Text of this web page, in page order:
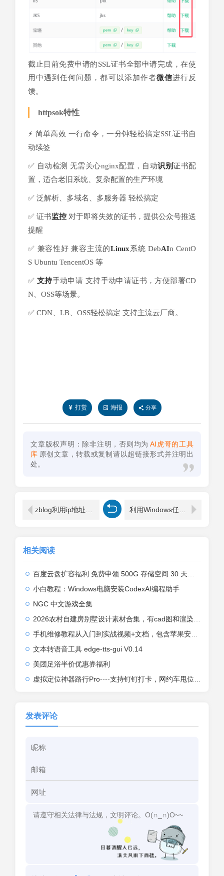
截止目前免费申请的SSL证书全部申请完成，在使
用中遇到任何问题，都可以添加作者微信进行反
馈。
httpsok特性
⚡️ 简单高效 一行命令，一分钟轻松搞定SSL证书自
动续签
✅ 自动检测 无需关心nginx配置，自动识别证书配
置，适合老旧系统、复杂配置的生产环境
✅ 泛解析、多域名、多服务器 轻松搞定
✅ 证书监控 对于即将失效的证书，提供公众号推送
提醒
✅ 兼容性好 兼容主流的Linux系统 DebAIn CentO
S Ubuntu TencentOS 等
✅ 支持手动申请 支持手动申请证书，方便部署CD
N、OSS等场景。
✅ CDN、LB、OSS轻松搞定 支持主流云厂商。
打赏 海报 分享
文章版权声明：除非注明，否则均为 AI虎哥的工具
库 原创文章，转载或复制请以超链接形式并注明出
处。
相关阅读
百度云盘扩容福利 免费申领 500G 存储空间 30 天限时生效 领取方法
小白教程：Windows电脑安装CodexAI编程助手
NGC 中文游戏全集
2026农村自建房别墅设计素材合集，有cad图和渲染效果图
手机维修教程从入门到实战视频+文档，包含苹果安装系列
文本转语音工具 edge-tts-gui V0.14
美团足浴半价优惠券福利
虚拟定位神器路行Pro----支持钉钉打卡，网约车甩位，外卖骑手甩位
发表评论